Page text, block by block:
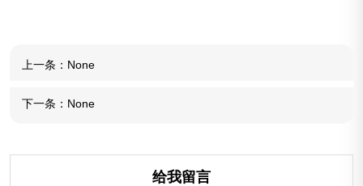
上一条： None
下一条： None
给我留言